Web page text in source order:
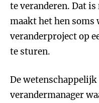
te veranderen. Dat
maakt het hen soms
veranderproject op
te sturen.
De wetenschappelijk
verandermanager